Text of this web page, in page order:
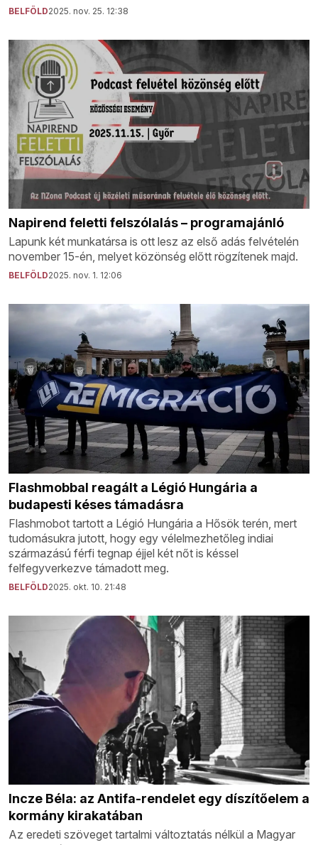
BELFÖLD2025. nov. 25. 12:38
Napirend feletti felszólalás – programajánló
Lapunk két munkatársa is ott lesz az első adás felvételén
november 15-én, melyet közönség előtt rögzítenek majd.
BELFÖLD2025. nov. 1. 12:06
Flashmobbal reagált a Légió Hungária a
budapesti késes támadásra
Flashmobot tartott a Légió Hungária a Hősök terén, mert
tudomásukra jutott, hogy egy vélelmezhetőleg indiai
származású férfi tegnap éjjel két nőt is késsel
felfegyverkezve támadott meg.
BELFÖLD2025. okt. 10. 21:48
Incze Béla: az Antifa-rendelet egy díszítőelem a
kormány kirakatában
Az eredeti szöveget tartalmi változtatás nélkül a Magyar